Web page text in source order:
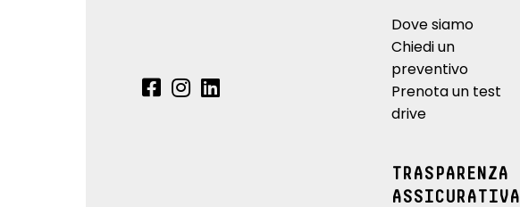
Dove siamo
Chiedi un
preventivo
Prenota un test
drive
TRASPARENZA
ASSICURATIVA